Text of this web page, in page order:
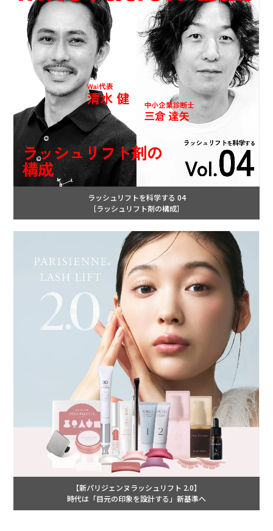
ラッシュリフトを科学する 04
［ラッシュリフト剤の構成］
【新パリジェンヌラッシュリフト 2.0】
時代は「目元の印象を設計する」新基準へ